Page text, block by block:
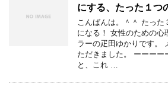
にする、たった１つ
こんばんは。＾＾ たった
になる！ 女性のための
ラーの疋田ゆかりです。
ただきました。 ーーーー
と、これ …